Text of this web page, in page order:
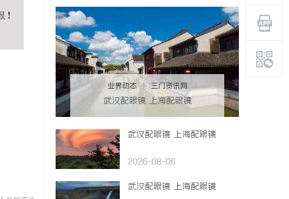
业界动态 | 三门资讯网
武汉配眼镜 上海配眼镜
武汉配眼镜 上海配眼镜
2026-08-06
武汉配眼镜 上海配眼镜